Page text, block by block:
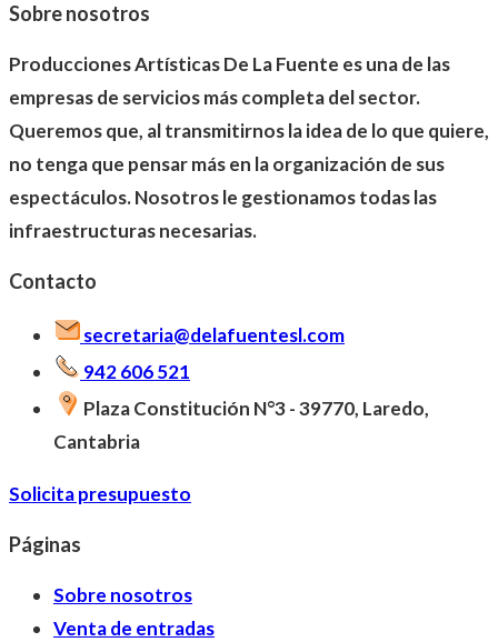
Sobre nosotros
Producciones Artísticas De La Fuente es una de las
empresas de servicios más completa del sector.
Queremos que, al transmitirnos la idea de lo que quiere,
no tenga que pensar más en la organización de sus
espectáculos. Nosotros le gestionamos todas las
infraestructuras necesarias.
Contacto
secretaria@delafuentesl.com
942 606 521
Plaza Constitución N°3 - 39770, Laredo,
Cantabria
Solicita presupuesto
Páginas
Sobre nosotros
Venta de entradas